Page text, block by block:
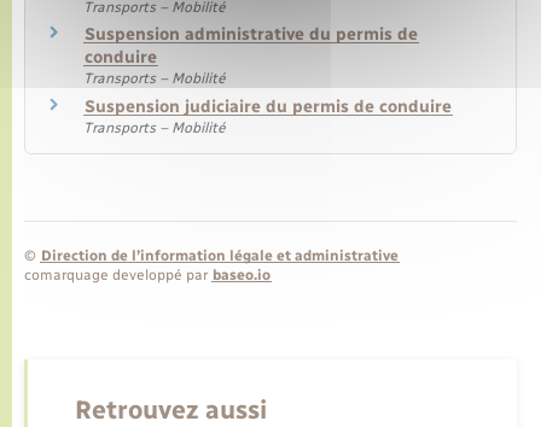
Transports – Mobilité
Suspension administrative du permis de
conduire
Transports – Mobilité
Suspension judiciaire du permis de conduire
Transports – Mobilité
© Direction de l’information légale et administrative
comarquage developpé par baseo.io
Retrouvez aussi